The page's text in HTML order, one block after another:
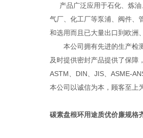
产品广泛应用于石化、炼油
气厂、化工厂等泵浦、阀件、
和选用而且已大量出口到欧
本公司拥有先进的生产检测
及时提供密封产品提供了保障
ASTM、DIN、JIS、ASME-
本公司以诚信为本，顾客至上
碳素盘根环用途质优价廉规格